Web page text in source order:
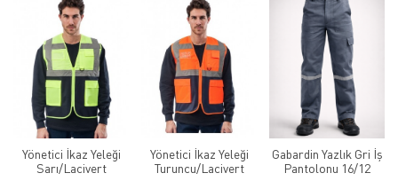
Yönetici İkaz Yeleği
Sarı/Lacivert
Yönetici İkaz Yeleği
Turuncu/Lacivert
Gabardin Yazlık Gri İş
Pantolonu 16/12